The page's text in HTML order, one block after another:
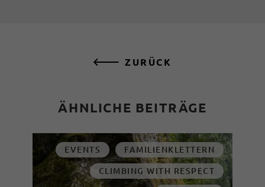
ZURÜCK
ÄHNLICHE BEITRÄGE
EVENTS
FAMILIENKLETTERN
CLIMBING WITH RESPECT